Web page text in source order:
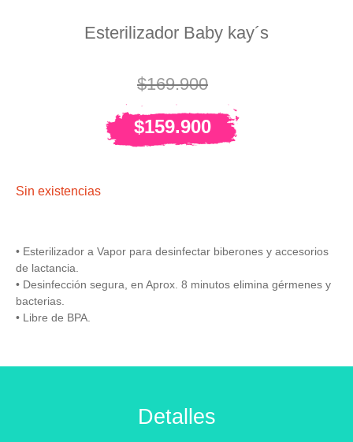
Esterilizador Baby kay´s
$169.900
$159.900
Sin existencias
• Esterilizador a Vapor para desinfectar biberones y accesorios
de lactancia.
• Desinfección segura, en Aprox. 8 minutos elimina gérmenes y
bacterias.
• Libre de BPA.
Detalles